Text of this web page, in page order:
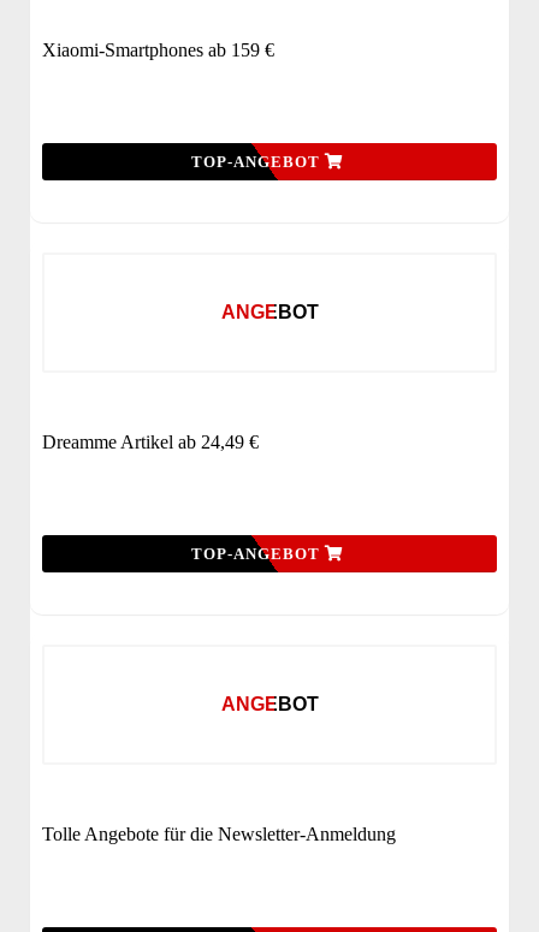
Xiaomi-Smartphones ab 159 €
TOP-ANGEBOT
ANGEBOT
Dreamme Artikel ab 24,49 €
TOP-ANGEBOT
ANGEBOT
Tolle Angebote für die Newsletter-Anmeldung